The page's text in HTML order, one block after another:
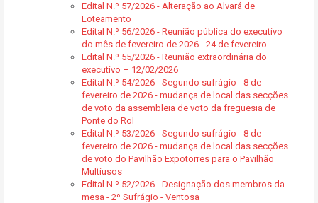
Edital N.º 57/2026 - Alteração ao Alvará de
Loteamento
Edital N.º 56/2026 - Reunião pública do executivo
do mês de fevereiro de 2026 - 24 de fevereiro
Edital N.º 55/2026 - Reunião extraordinária do
executivo – 12/02/2026
Edital N.º 54/2026 - Segundo sufrágio - 8 de
fevereiro de 2026 - mudança de local das secções
de voto da assembleia de voto da freguesia de
Ponte do Rol
Edital N.º 53/2026 - Segundo sufrágio - 8 de
fevereiro de 2026 - mudança de local das secções
de voto do Pavilhão Expotorres para o Pavilhão
Multiusos
Edital N.º 52/2026 - Designação dos membros da
mesa - 2º Sufrágio - Ventosa